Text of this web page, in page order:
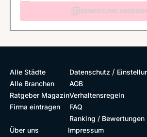
BEWERTUNG ABGEBEN
Alle Städte
Alle Branchen
Ratgeber Magazin
Firma eintragen
Datenschutz /
AGB
Verhaltensregeln
FAQ
Ranking / Bewertungen
Über uns
Impressum